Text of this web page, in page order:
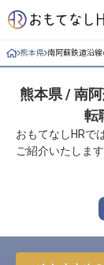
ログイン
求人・施設
キープした
おもてな
熊本県 南阿蘇鉄道沿
熊本県 / 南
転
おもてなしHRで
ご紹介いたします